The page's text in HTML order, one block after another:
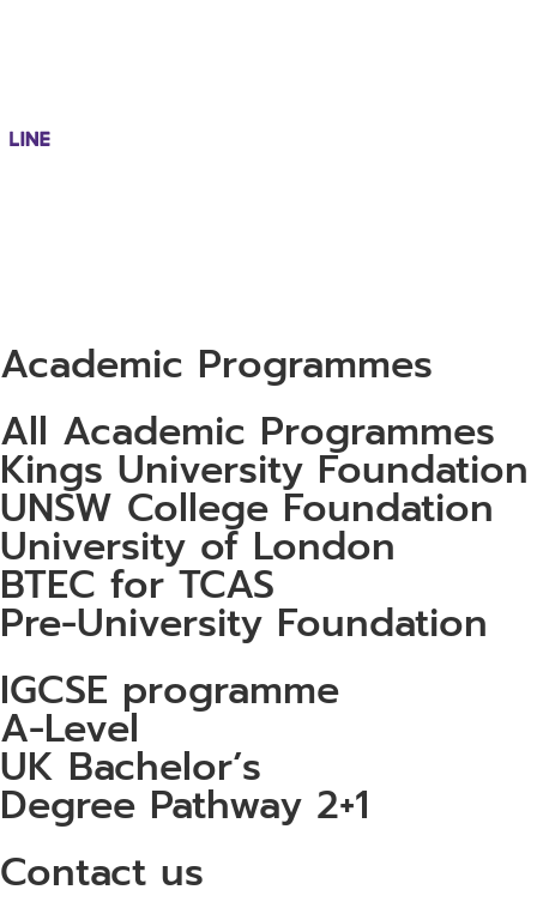
Academic Programmes
All Academic Programmes
Kings University Foundation
UNSW College Foundation
University of London
BTEC for TCAS
Pre-University Foundation
IGCSE programme
A-Level
UK Bachelor’s
Degree Pathway 2+1
Contact us